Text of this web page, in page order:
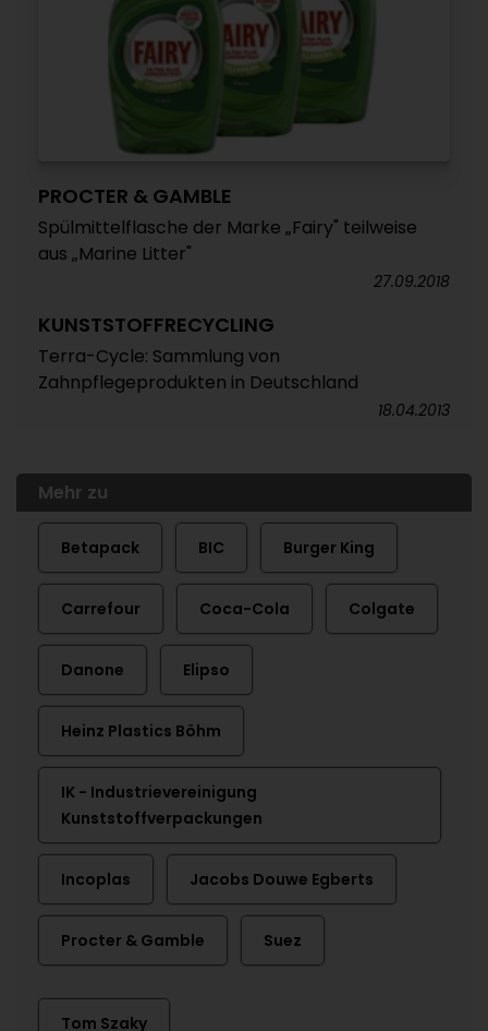
PROCTER & GAMBLE
Spülmittelflasche der Marke „Fairy" teilweise
aus „Marine Litter"
27.09.2018
KUNSTSTOFFRECYCLING
Terra-Cycle: Sammlung von
Zahnpflegeprodukten in Deutschland
18.04.2013
Mehr zu
Betapack BIC Burger King
Carrefour Coca-Cola Colgate
Danone Elipso
Heinz Plastics Böhm
IK - Industrievereinigung
Kunststoffverpackungen
Incoplas Jacobs Douwe Egberts
Procter & Gamble Suez
Tom Szaky